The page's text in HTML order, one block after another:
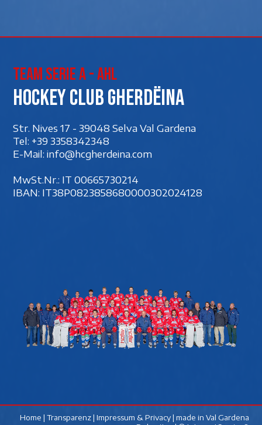
Team Serie A - AHL
Hockey club Gherdëina
Str. Nives 17 - 39048 Selva Val Gardena
Tel: +39 3358342348
E-Mail: info@hcgherdeina.com
MwSt.Nr.: IT 00‍665730214
IBAN: IT38P0823858680000302024128
Home | Transparenz| Impressum & Privacy| made in Val Gardena